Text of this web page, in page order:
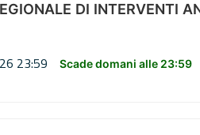
DI INTERVENTI
23:59 Scade domani alle 23:59